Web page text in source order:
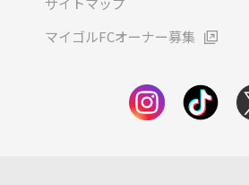
マイゴルFCオーナー募集